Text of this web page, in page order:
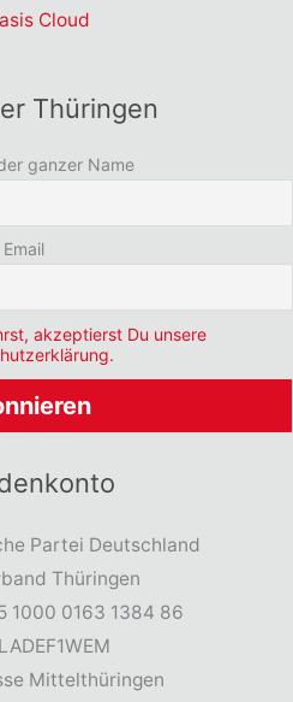
Cloud
Thüringen
ganzer Name
Email
akzeptierst Du unsere
Partei Deutschland
Thüringen
1000 0163 1384 86
Mittelthüringen